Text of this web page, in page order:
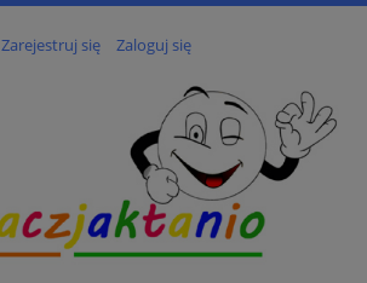
Zarejestruj się Zaloguj się